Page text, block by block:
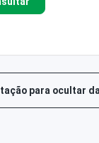
para ocultar